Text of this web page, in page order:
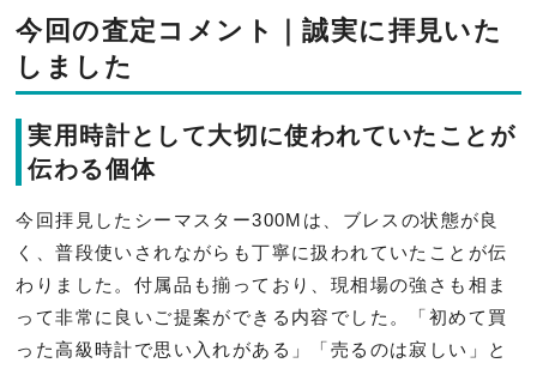
今回の査定コメント｜誠実に拝見いた
しました
実用時計として大切に使われていたことが
伝わる個体
今回拝見したシーマスター300Mは、ブレスの状態が良
く、普段使いされながらも丁寧に扱われていたことが伝
わりました。付属品も揃っており、現相場の強さも相ま
って非常に良いご提案ができる内容でした。「初めて買
った高級時計で思い入れがある」「売るのは寂しい」と